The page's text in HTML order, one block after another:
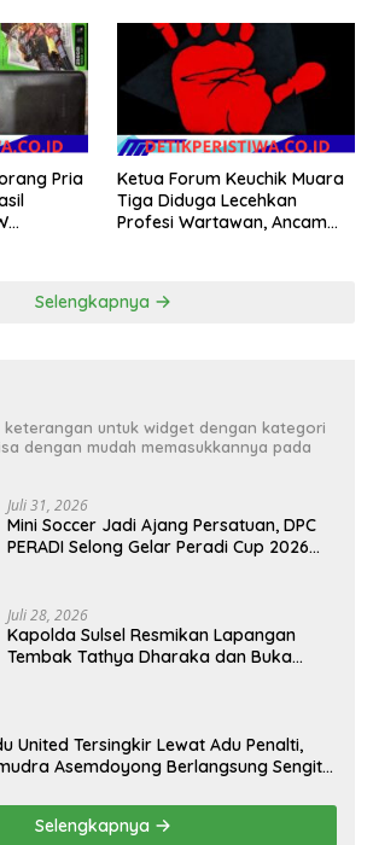
Meranti
Pria
Ketua Forum Keuchik Muara
Tiga Diduga Lecehkan
Profesi Wartawan, Ancam
Selengkapnya
untuk widget dengan kategori
dengan mudah memasukkannya pada
Juli 31, 2026
Mini Soccer Jadi Ajang Persatuan, DPC
PERADI Selong Gelar Peradi Cup 2026
Juli 28, 2026
Kapolda Sulsel Resmikan Lapangan
Tembak Tathya Dharaka dan Buka
United Tersingkir Lewat Adu Penalti,
Asemdoyong Berlangsung Sengit
Selengkapnya